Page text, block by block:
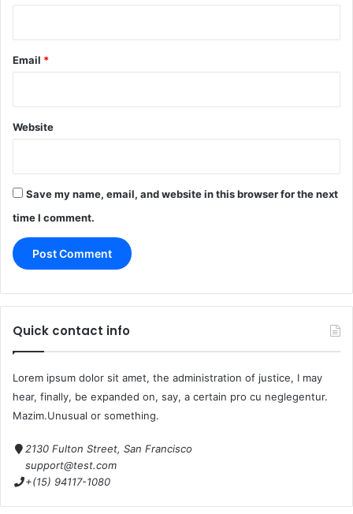
Email *
Website
Save my name, email, and website in this browser for the next
time I comment.
Quick contact info
Lorem ipsum dolor sit amet, the administration of justice, I may
hear, finally, be expanded on, say, a certain pro cu neglegentur.
Mazim.Unusual or something.
2130 Fulton Street, San Francisco
support@test.com
+(15) 94117-1080